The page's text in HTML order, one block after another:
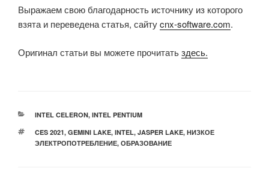
Выражаем свою благодарность источнику из которого
взята и переведена статья, сайтуcnx-software.com.
Оригинал статьи вы можете прочитатьздесь.
РУБРИКИ
INTEL CELERON, INTEL PENTIUM
МЕТКИ
CES 2021, GEMINI LAKE, INTEL, JASPER LAKE, НИЗКОЕ
ЭЛЕКТРОПОТРЕБЛЕНИЕ, ОБРАЗОВАНИЕ